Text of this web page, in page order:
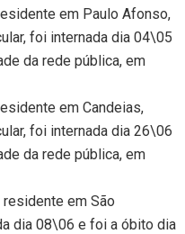
em Paulo Afonso,
foi internada dia 04\05
da rede pública, em
em Candeias,
foi internada dia 26\06
da rede pública, em
em São
dia 08\06 e foi a óbito dia